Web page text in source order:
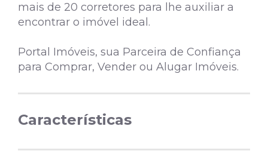
mais de 20 corretores para lhe auxiliar a
encontrar o imóvel ideal.
Portal Imóveis, sua Parceira de Confiança
para Comprar, Vender ou Alugar Imóveis.
Características